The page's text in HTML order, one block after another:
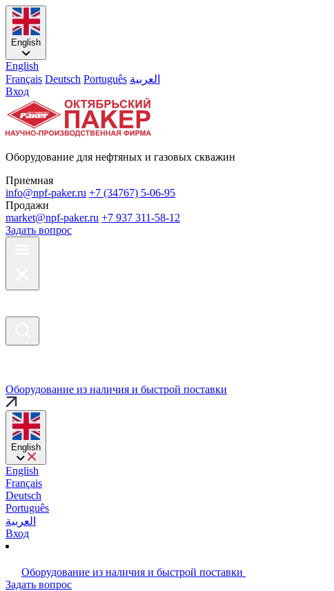
English
English
Français Deutsch Português العربية
Вход
Оборудование для нефтяных и газовых скважин
Приемная
info@npf-paker.ru +7 (34767) 5-06-95
Продажи
market@npf-paker.ru +7 937 311-58-12
Задать вопрос
Оборудование из наличия и быстрой поставки
English
English
Français
Deutsch
Português
العربية
Вход
Оборудование из наличия и быстрой поставки
Задать вопрос